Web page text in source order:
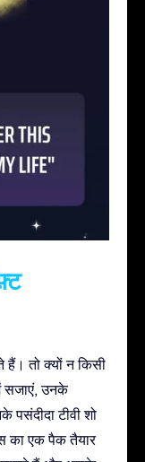
तो क्यों न किसी
सजाएं, उनके
पसंदीदा टीवी शो
का एक पैक तैयार